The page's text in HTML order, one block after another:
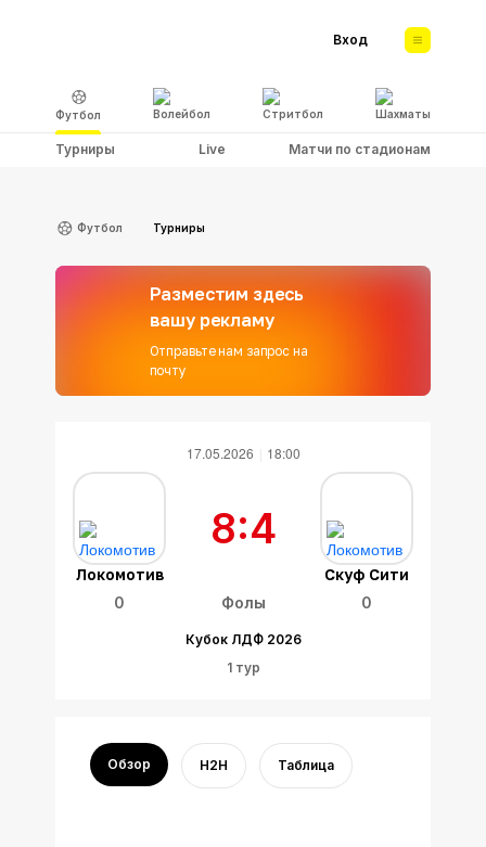
Футбол Волейбол Стритбол Шахматы
Вход
Турниры Live Матчи по стадионам
Футбол Турниры
Разместим здесь
вашу рекламу
Отправьте нам запрос на
почту
17.05.2026 18:00
Локомотив Скуф Сити
8:4
Кубок ЛДФ 2026
1 тур
Фолы
0 0
Обзор H2H Таблица